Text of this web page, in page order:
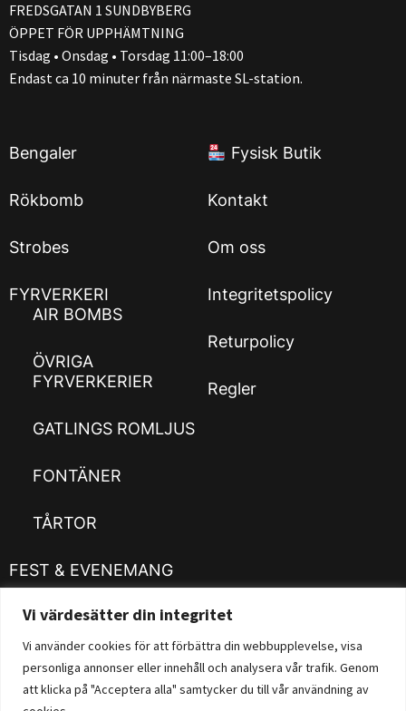
Vi värdesätter din integritet
Vi använder cookies för att förbättra din webbupplevelse, visa
personliga annonser eller innehåll och analysera vår trafik. Genom
att klicka på "Acceptera alla" samtycker du till vår användning av
FREDSGATAN 1 SUNDBYBERG
ÖPPET FÖR UPPHÄMTNING
Tisdag • Onsdag • Torsdag 11:00–18:00
Endast ca 10 minuter från närmaste SL-station.
Bengaler
Rökbomb
Strobes
FYRVERKERI
AIR BOMBS
ÖVRIGA
FYRVERKERIER
GATLINGS ROMLJUS
FONTÄNER
TÅRTOR
FEST & EVENEMANG
Kläder
Customizer
Fysisk Butik
Fysisk Butik
Kontakt
Om oss
Integritetspolicy
Returpolicy
Regler